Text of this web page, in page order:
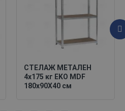
СТЕЛАЖ МЕТАЛЕН
4х175 кг EKO MDF
180х90X40 см